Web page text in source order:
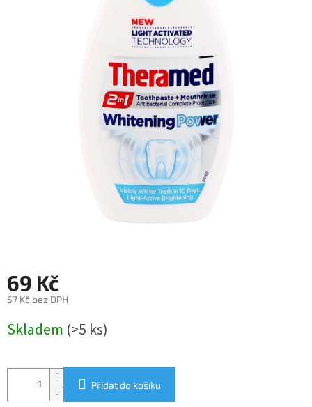
69 Kč
57 Kč bez DPH
cena:
Skladem (>5 ks)
Přidat do košíku